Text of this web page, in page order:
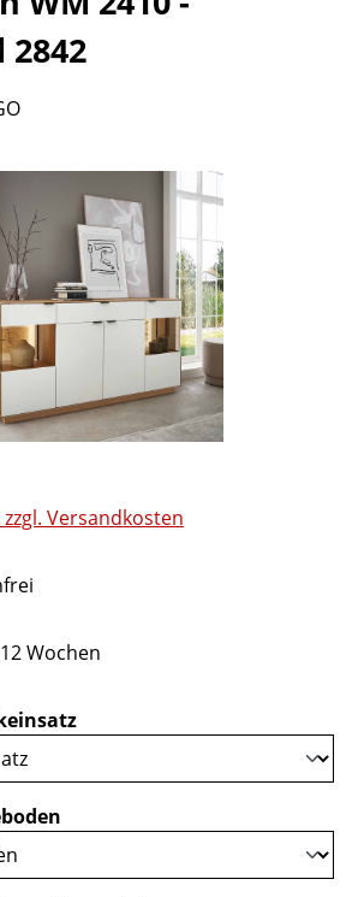
2842
Versandkosten
Wochen
auswählen